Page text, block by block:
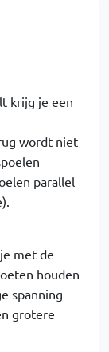
krijg je een
wordt niet
parallel
met de
houden
spanning
grotere